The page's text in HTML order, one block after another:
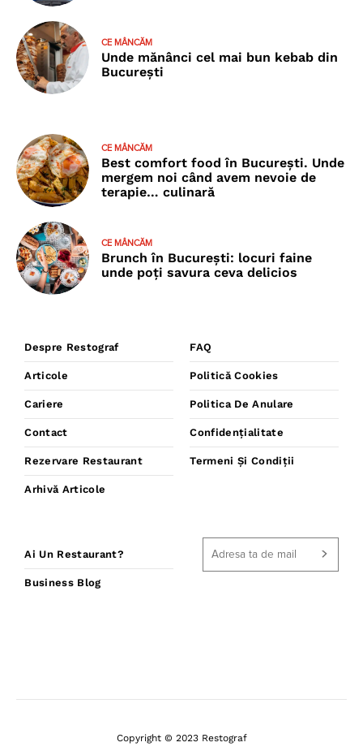
CE MÂNCĂM
Unde mănânci cel mai bun kebab din
București
CE MÂNCĂM
Best comfort food în București. Unde
mergem noi când avem nevoie de
terapie… culinară
CE MÂNCĂM
Brunch în București: locuri faine
unde poţi savura ceva delicios
Despre Restograf
Articole
Cariere
Contact
Rezervare Restaurant
Arhivă Articole
FAQ
Politică Cookies
Politica De Anulare
Confidențialitate
Termeni Și Condiții
Ai Un Restaurant?
Business Blog
Copyright © 2023 Restograf